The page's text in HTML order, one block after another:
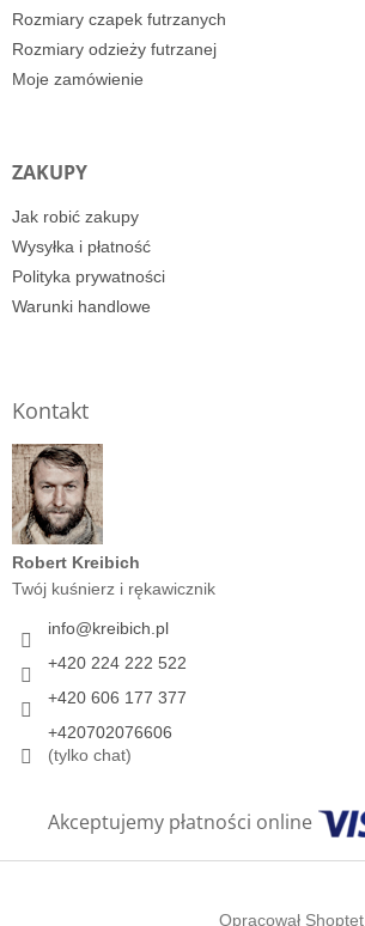
Rozmiary czapek futrzanych
Rozmiary odzieży futrzanej
Moje zamówienie
ZAKUPY
Jak robić zakupy
Wysyłka i płatność
Polityka prywatności
Warunki handlowe
Kontakt
Robert Kreibich
Twój kuśnierz i rękawicznik
info@kreibich.pl
+420 224 222 522
+420 606 177 377
+420702076606
(tylko chat)
Akceptujemy płatności online
Opracował Shoptet